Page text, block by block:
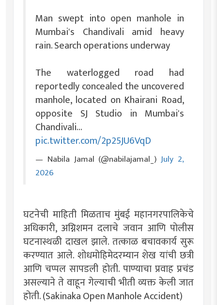
Man swept into open manhole in
Mumbai's Chandivali amid heavy
rain. Search operations underway
The waterlogged road had
reportedly concealed the uncovered
manhole, located on Khairani Road,
opposite SJ Studio in Mumbai's
Chandivali…
pic.twitter.com/2p25JU6VqD
— Nabila Jamal (@nabilajamal_)July 2,
2026
घटनेची माहिती मिळताच मुंबई महानगरपालिकेचे
अधिकारी, अग्निशमन दलाचे जवान आणि पोलीस
घटनास्थळी दाखल झाले. तत्काळ बचावकार्य सुरू
करण्यात आले. शोधमोहिमेदरम्यान शेख यांची छत्री
आणि चप्पल सापडली होती. पाण्याचा प्रवाह प्रचंड
असल्याने ते वाहून गेल्याची भीती व्यक्त केली जात
होती. (Sakinaka Open Manhole Accident)